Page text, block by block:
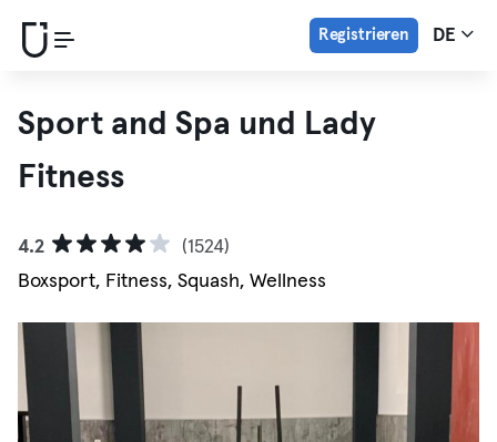
Registrieren DE
Sport and Spa und Lady
Fitness
4.2
(1524)
Boxsport, Fitness, Squash, Wellness